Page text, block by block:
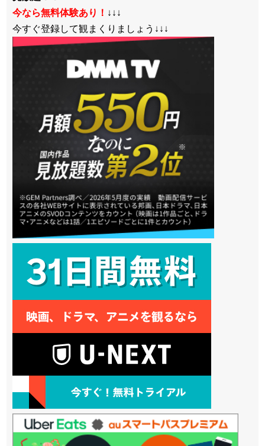
今なら無料体験あり！ ↓↓↓
今すぐ登録して観まくりましょう↓↓↓